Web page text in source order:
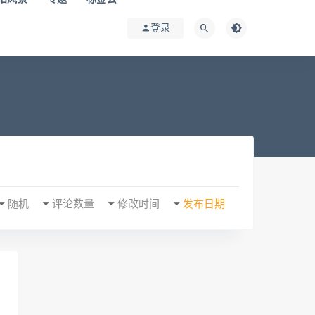
登录
发布日期
修改时间
评论数量
随机